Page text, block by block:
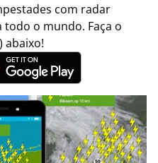
com radar
o mundo. Faça o
abaixo!